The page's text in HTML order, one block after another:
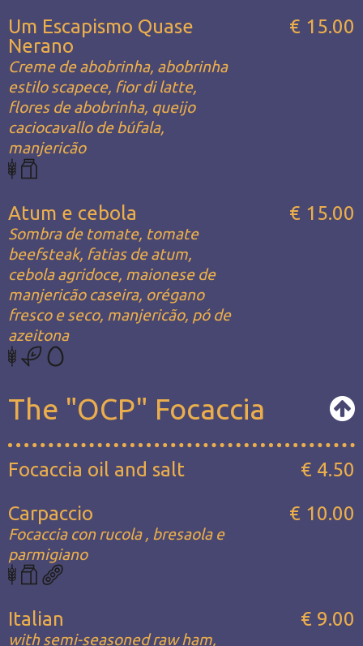
Um Escapismo Quase
Nerano
Creme de abobrinha, abobrinha
estilo scapece, fior di latte,
flores de abobrinha, queijo
caciocavallo de búfala,
manjericão
€ 15.00
Atum e cebola
Sombra de tomate, tomate
beefsteak, fatias de atum,
cebola agridoce, maionese de
manjericão caseira, orégano
fresco e seco, manjericão, pó de
azeitona
€ 15.00
The "OCP" Focaccia
Focaccia oil and salt
€ 4.50
Carpaccio
Focaccia con rucola , bresaola e
parmigiano
€ 10.00
Italian
with semi-seasoned raw ham,
€ 9.00